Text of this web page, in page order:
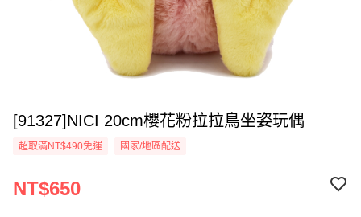
[91327]NICI 20cm櫻花粉拉拉鳥坐姿玩偶
超取滿NT$490免運 國家/地區配送
NT$650